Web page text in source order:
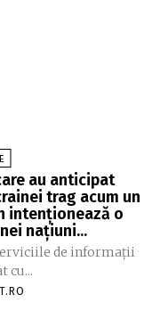
au anticipat
trag acum un
intenționează o
națiuni...
de informații
cu...